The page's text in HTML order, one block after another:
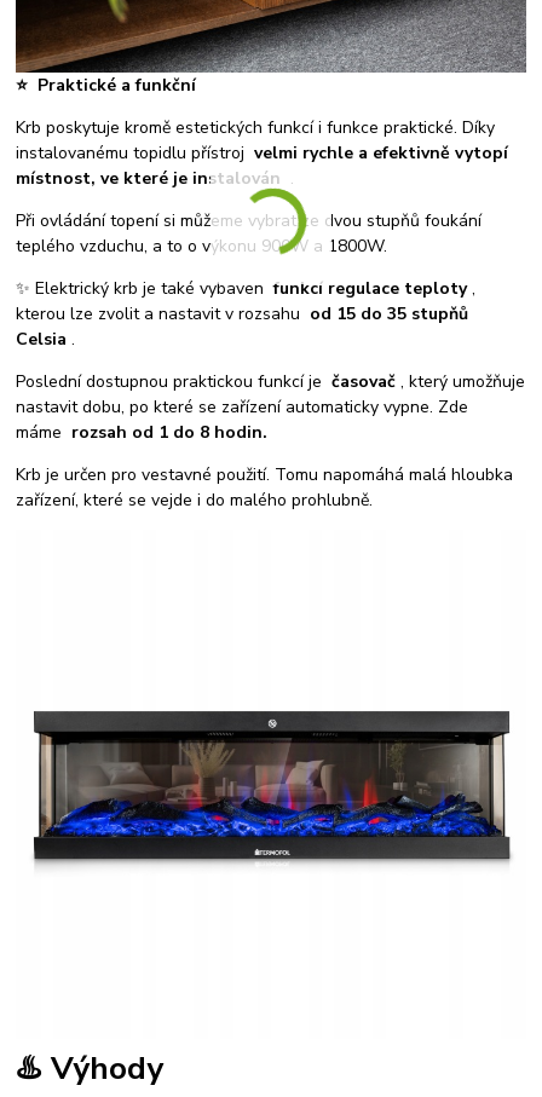
⭐ Praktické a funkční
Krb poskytuje kromě estetických funkcí i funkce praktické. Díky
instalovanému topidlu přístrojvelmi rychle a efektivně vytopí
místnost, ve které je instalován .
Při ovládání topení si můžeme vybrat ze dvou stupňů foukání
teplého vzduchu, a to o výkonu 900W a 1800W.
✨ Elektrický krb je také vybavenfunkcí regulace teploty,
kterou lze zvolit a nastavit v rozsahu od 15 do 35 stupňů
Celsia .
Poslední dostupnou praktickou funkcí ječasovač , který umožňuje
nastavit dobu, po které se zařízení automaticky vypne. Zde
máme rozsah od 1 do 8 hodin.
Krb je určen pro vestavné použití. Tomu napomáhá malá hloubka
zařízení, které se vejde i do malého prohlubně.
♨️ Výhody